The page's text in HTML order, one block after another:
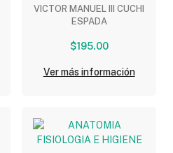
MEXICO
VICTOR MANUEL III CUCHI
ESPADA
$195.00
Ver más información